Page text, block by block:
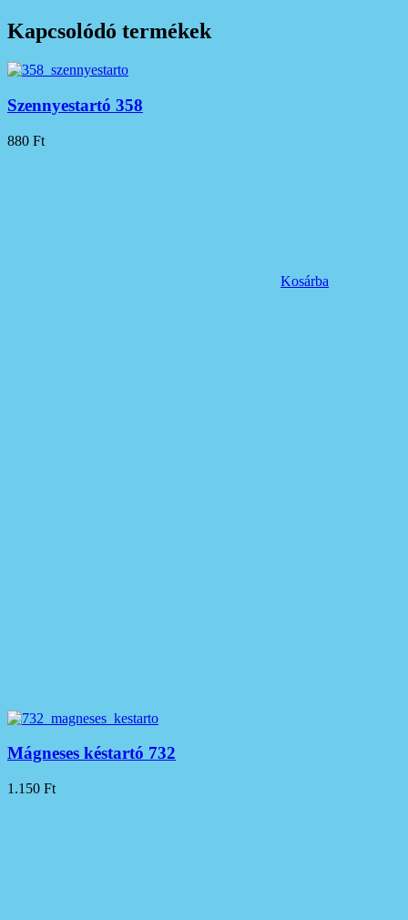
Kapcsolódó termékek
Szennyestartó 358
880 Ft
Kosárba
Mágneses késtartó 732
1.150 Ft